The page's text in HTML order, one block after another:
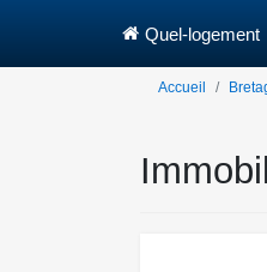
Quel-logement
Accueil